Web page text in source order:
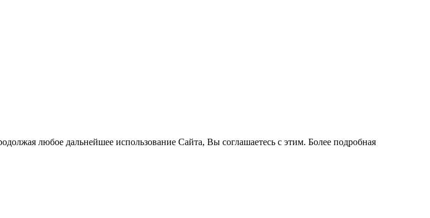
любое дальнейшее использование Сайта, Вы соглашаетесь с этим. Более подробная